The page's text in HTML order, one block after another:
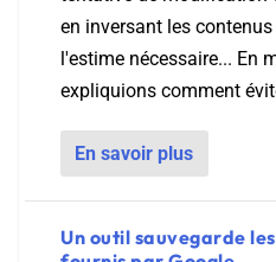
en inversant les
l'estime nécessaire... En
expliquions comment
En savoir plus
Un outil sauvegarde